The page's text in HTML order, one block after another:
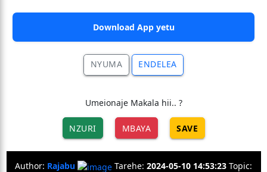
Download App yetu
NYUMA ENDELEA
Umeionaje Makala hii.. ?
NZURI MBAYA SAVE
Author: Rajabu Tarehe: 2024-05-10 14:53:23 Topic: